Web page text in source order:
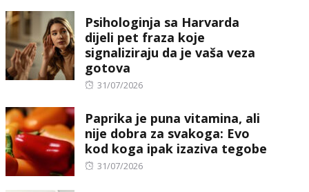
Psihologinja sa Harvarda
dijeli pet fraza koje
signaliziraju da je vaša veza
gotova
Posted
31/07/2026
Paprika je puna vitamina, ali
nije dobra za svakoga: Evo
kod koga ipak izaziva tegobe
Posted
31/07/2026